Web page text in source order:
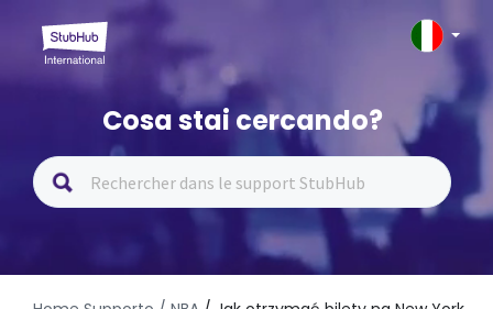
Cosa stai cercando?